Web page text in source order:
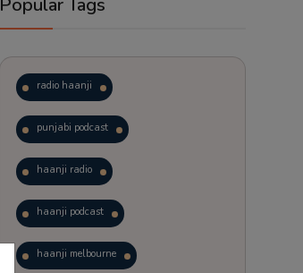
Popular Tags
radio haanji
punjabi podcast
haanji radio
haanji podcast
haanji melbourne